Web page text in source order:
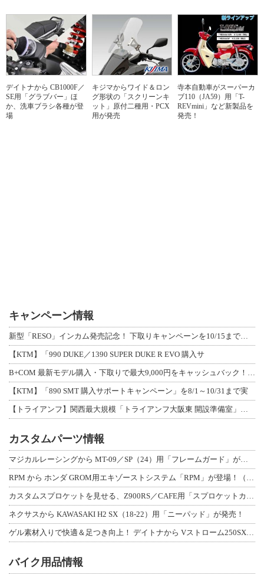
デイトナから CB1000F／
SE用「グラブバー」ほ
か、洗車ブラシ各種が登
場
キジマからワイド＆ロン
グ形状の「スクリーンキ
ット」原付二種用・PCX
用が発売
寺本自動車がスーパーカ
ブ110（JA59）用「T-
REVmini」など新製品を
発売！
キャンペーン情報
【KTM】「990 DUKE／1390 SUPER DUKE R EVO 購入サ
【KTM】「890 SMT 購入サポートキャンペーン」を8/1～10/31まで実
カスタムパーツ情報
ネクサスから KAWASAKI H2 SX（18-22）用「ニーパッド」が発売！
バイク用品情報